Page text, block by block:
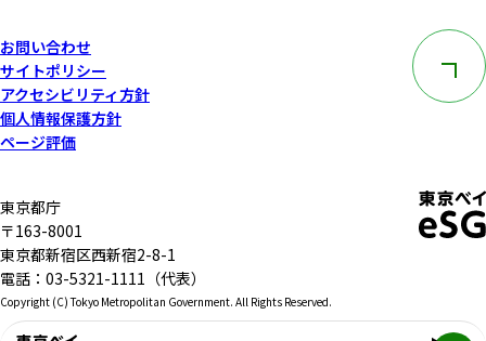
お問い合わせ
サイトポリシー
アクセシビリティ方針
個人情報保護方針
ページ評価
このペー
東京都庁
〒163-8001
東京都新宿区西新宿2-8-1
電話：03-5321-1111（代表）
Copyright (C) Tokyo Metropolitan Government. All Rights Reserved.